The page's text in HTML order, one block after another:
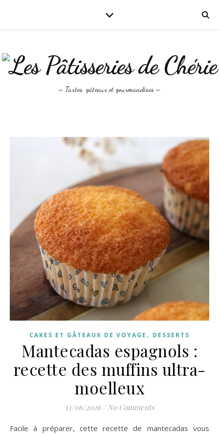
– Tartes, gâteaux et gourmandises –
CAKES ET GÂTEAUX DE VOYAGE , DESSERTS
Mantecadas espagnols :
recette des muffins ultra-
moelleux
13/06/2026 / No Comments
Facile à préparer, cette recette de mantecadas vous